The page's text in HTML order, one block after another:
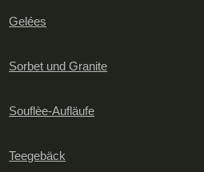
Gelées
Sorbet und Granite
Souflèe-Aufläufe
Teegebäck